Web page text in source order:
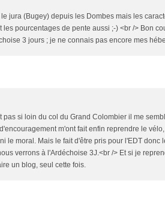
jura (Bugey) depuis les Dombes mais les
pourcentages de pente aussi ;-) <br /> Bon
3 jours ; je ne connais pas encore mes
pas si loin du col du Grand Colombier il me
m'ont fait enfin reprendre le
le moral. Mais le fait d'être pris pour l'EDT donc
verrons à l'Ardéchoise 3J.<br /> Et si je
un blog, seul cette fois.